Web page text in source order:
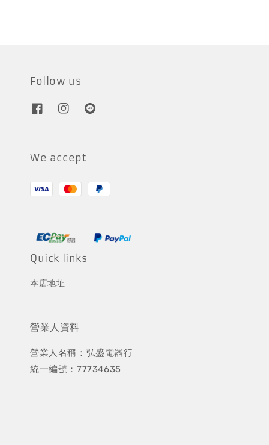
Follow us
We accept
Quick links
本店地址
營業人資料
營業人名稱：弘盛電器行
統一編號：77734635